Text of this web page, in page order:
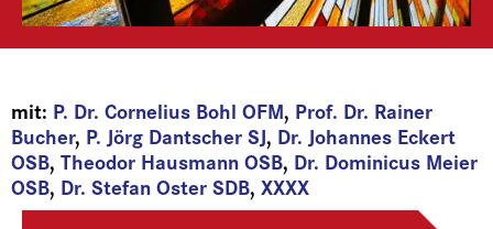
mit: P. Dr. Cornelius Bohl OFM, Prof. Dr. Rainer
Bucher, P. Jörg Dantscher SJ, Dr. Johannes Eckert
OSB, Theodor Hausmann OSB, Dr. Dominicus Meier
OSB, Dr. Stefan Oster SDB, XXXX